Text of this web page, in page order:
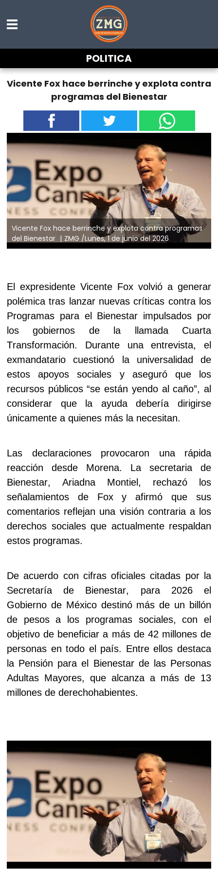
POLITICA
Vicente Fox hace berrinche y explota contra
programas del Bienestar
Vicente Fox hace berrinche y explota contra programas
del Bienestar
ZMG /Lunes, 1 de junio del 2026
El expresidente Vicente Fox volvió a generar
polémica tras lanzar nuevas críticas contra los
Programas para el Bienestar impulsados por
los gobiernos de la llamada Cuarta
Transformación. Durante una entrevista, el
exmandatario cuestionó la universalidad de
estos apoyos sociales y aseguró que los
recursos públicos “se están yendo al caño”, al
considerar que la ayuda debería dirigirse
únicamente a quienes más la necesitan.
Las declaraciones provocaron una rápida
reacción desde Morena. La secretaria de
Bienestar, Ariadna Montiel, rechazó los
señalamientos de Fox y afirmó que sus
comentarios reflejan una visión contraria a los
derechos sociales que actualmente respaldan
estos programas.
De acuerdo con cifras oficiales citadas por la
Secretaría de Bienestar, para 2026 el
Gobierno de México destinó más de un billón
de pesos a los programas sociales, con el
objetivo de beneficiar a más de 42 millones de
personas en todo el país. Entre ellos destaca
la Pensión para el Bienestar de las Personas
Adultas Mayores, que alcanza a más de 13
millones de derechohabientes.